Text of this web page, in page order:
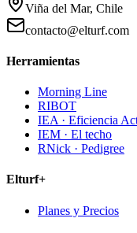
Viña del Mar, Chile
contacto@elturf.com
Herramientas
Morning Line
RIBOT
IEA · Eficiencia
IEM · El techo
RNick · Pedigree
Elturf+
Planes y Precios